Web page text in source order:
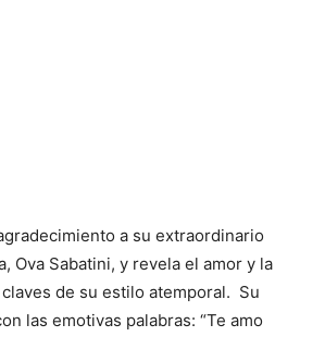
a su extraordinario
Ova Sabatini, y revela el amor y la
de su estilo atemporal. Su
las emotivas palabras: “Te amo